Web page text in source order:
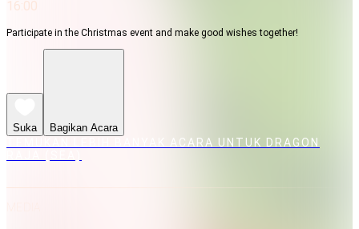
16:00
Participate in the Christmas event and make good wishes together!
Suka Bagikan Acara
TEMUKAN LEBIH BANYAK ACARA UNTUK DRAGON